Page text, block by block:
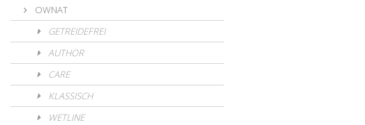
OWNAT
GETREIDEFREI
AUTHOR
CARE
KLASSISCH
WETLINE